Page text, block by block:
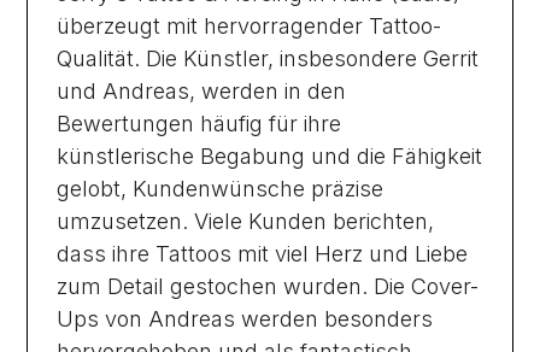
überzeugt mit hervorragender Tattoo-
Qualität. Die Künstler, insbesondere Gerrit
und Andreas, werden in den
Bewertungen häufig für ihre
künstlerische Begabung und die Fähigkeit
gelobt, Kundenwünsche präzise
umzusetzen. Viele Kunden berichten,
dass ihre Tattoos mit viel Herz und Liebe
zum Detail gestochen wurden. Die Cover-
Ups von Andreas werden besonders